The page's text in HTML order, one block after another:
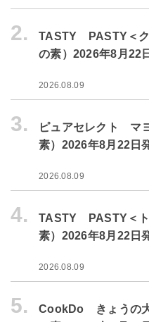
2.
TASTY PASTY＜ク
の素）2026年8月22
2026.08.09
3.
ピュアセレクト マ
素）2026年8月22日
2026.08.09
4.
TASTY PASTY＜ト
素）2026年8月22日
2026.08.09
5.
CookDo きょうの